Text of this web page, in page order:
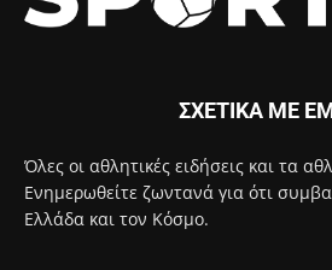
ΣΧΕΤΙΚΑ ΜΕ
Όλες οι αθλητικές ειδήσεις και τα
Ενημερωθείτε ζωντανά για ότι
Ελλάδα και τον Κόσμο.